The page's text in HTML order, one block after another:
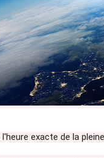
exacte de la